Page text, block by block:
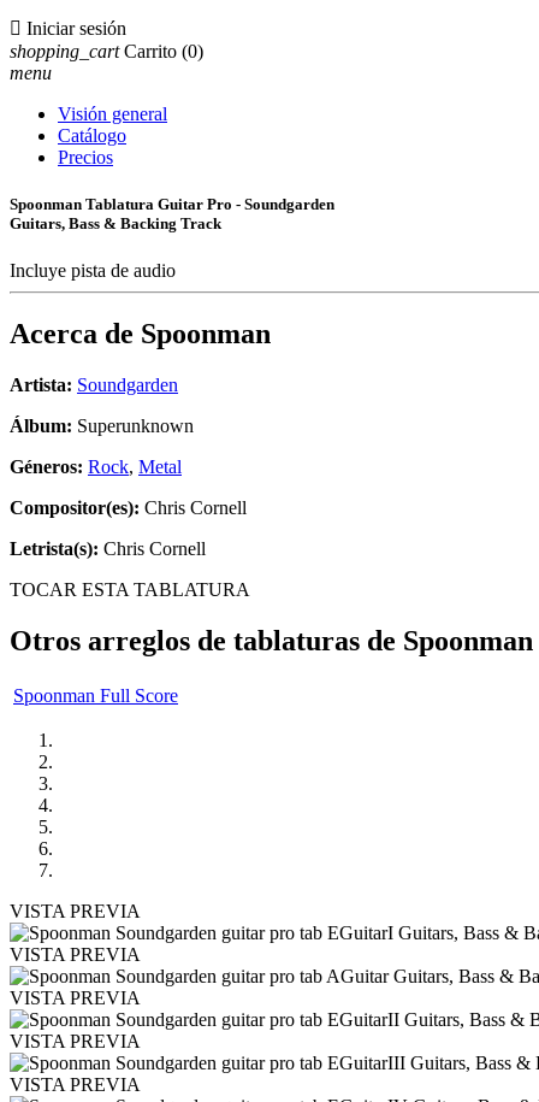
 Iniciar sesión
shopping_cart Carrito (0)
menu
Visión general
Catálogo
Precios
Spoonman Tablatura Guitar Pro - Soundgarden
Guitars, Bass & Backing Track
Incluye pista de audio
Acerca de Spoonman
Artista: Soundgarden
Álbum: Superunknown
Géneros: Rock, Metal
Compositor(es): Chris Cornell
Letrista(s): Chris Cornell
TOCAR ESTA TABLATURA
Otros arreglos de tablaturas de Spoonman
Spoonman Full Score
VISTA PREVIA
VISTA PREVIA
VISTA PREVIA
VISTA PREVIA
VISTA PREVIA